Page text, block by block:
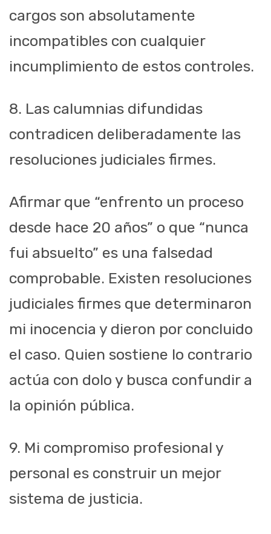
cargos son absolutamente
incompatibles con cualquier
incumplimiento de estos controles.
8. Las calumnias difundidas
contradicen deliberadamente las
resoluciones judiciales firmes.
Afirmar que “enfrento un proceso
desde hace 20 años” o que “nunca
fui absuelto” es una falsedad
comprobable. Existen resoluciones
judiciales firmes que determinaron
mi inocencia y dieron por concluido
el caso. Quien sostiene lo contrario
actúa con dolo y busca confundir a
la opinión pública.
9. Mi compromiso profesional y
personal es construir un mejor
sistema de justicia.